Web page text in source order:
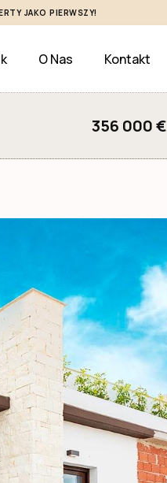
JAKO PIERWSZY!
O Nas Kontakt
356 000 €